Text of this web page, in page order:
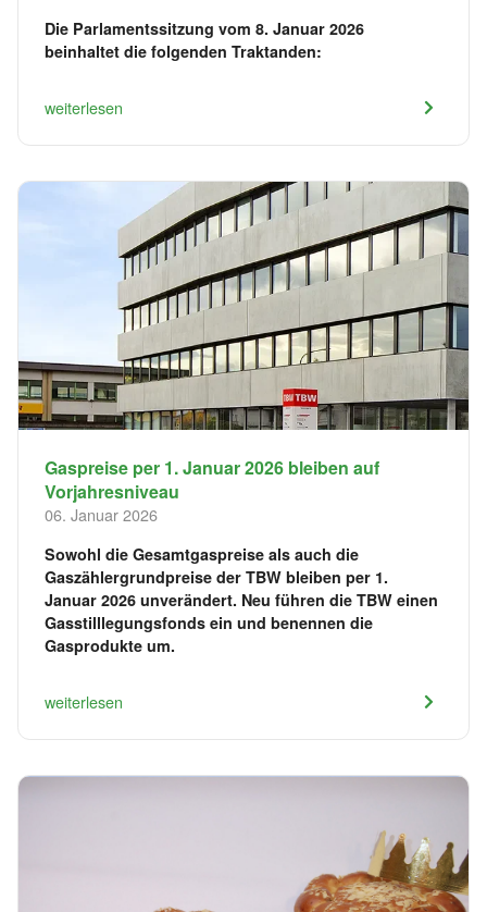
Die Parlamentssitzung vom 8. Januar 2026
beinhaltet die folgenden Traktanden:
weiterlesen
Gaspreise per 1. Januar 2026 bleiben auf
Vorjahresniveau
06. Januar 2026
Sowohl die Gesamtgaspreise als auch die
Gaszählergrundpreise der TBW bleiben per 1.
Januar 2026 unverändert. Neu führen die TBW einen
Gasstilllegungsfonds ein und benennen die
Gasprodukte um.
weiterlesen